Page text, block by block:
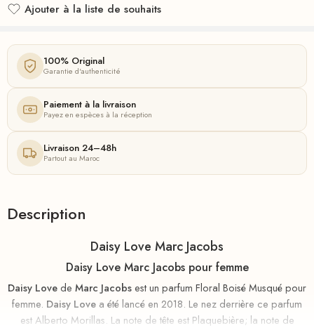
Ajouter à la liste de souhaits
100% Original
Garantie d'authenticité
Paiement à la livraison
Payez en espèces à la réception
Livraison 24–48h
Partout au Maroc
Description
Daisy Love Marc Jacobs
Daisy Love Marc Jacobs pour femme
Daisy Lovede Marc Jacobsest un parfum Floral Boisé Musqué pour
femme. Daisy Love a été lancé en 2018. Le nez derrière ce parfum
est Alberto Morillas. La note de tête est Plaquebière; la note de